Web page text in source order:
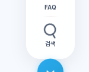
FAQ
검색